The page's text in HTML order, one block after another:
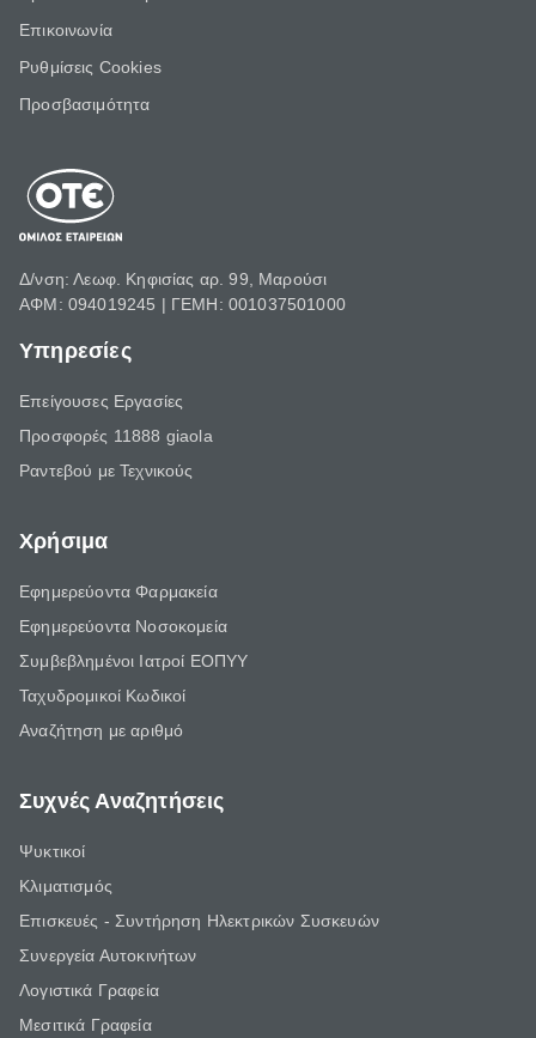
Επικοινωνία
Ρυθμίσεις Cookies
Προσβασιμότητα
Δ/νση: Λεωφ. Κηφισίας αρ. 99, Μαρούσι
ΑΦΜ: 094019245 | ΓΕΜΗ: 001037501000
Υπηρεσίες
Επείγουσες Εργασίες
Προσφορές 11888 giaola
Ραντεβού με Τεχνικούς
Χρήσιμα
Εφημερεύοντα Φαρμακεία
Εφημερεύοντα Νοσοκομεία
Συμβεβλημένοι Ιατροί ΕΟΠΥΥ
Ταχυδρομικοί Κωδικοί
Αναζήτηση με αριθμό
Συχνές Αναζητήσεις
Ψυκτικοί
Κλιματισμός
Επισκευές - Συντήρηση Ηλεκτρικών Συσκευών
Συνεργεία Αυτοκινήτων
Λογιστικά Γραφεία
Μεσιτικά Γραφεία